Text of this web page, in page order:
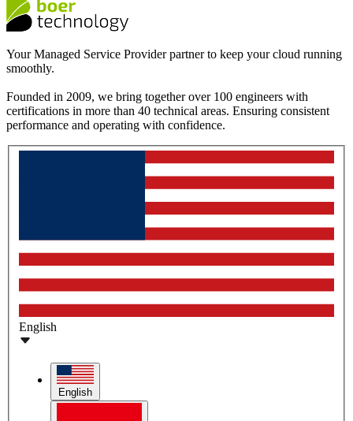
Your Managed Service Provider partner to keep your cloud running
smoothly.
Founded in 2009, we bring together over 100 engineers with
certifications in more than 40 technical areas. Ensuring consistent
performance and operating with confidence.
English
English